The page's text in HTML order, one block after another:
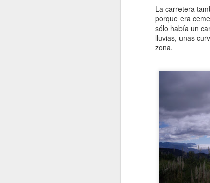
La carretera
porque era
sólo había un
lluvias, unas
zona.
quiera nos despierta el día.
Finalmente, a las 8 nos
levantamos perezoseando y
evitando mirar de frente a la
mochila y a las botas.